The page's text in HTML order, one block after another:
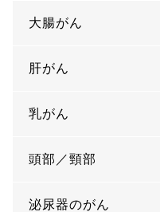
大腸がん
肝がん
乳がん
頭部／頸部
泌尿器のがん